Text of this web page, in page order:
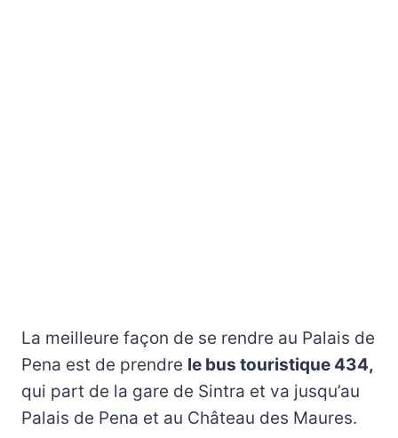
La meilleure façon de se rendre au Palais de
Pena est de prendre le bus touristique 434,
qui part de la gare de Sintra et va jusqu’au
Palais de Pena et au Château des Maures.